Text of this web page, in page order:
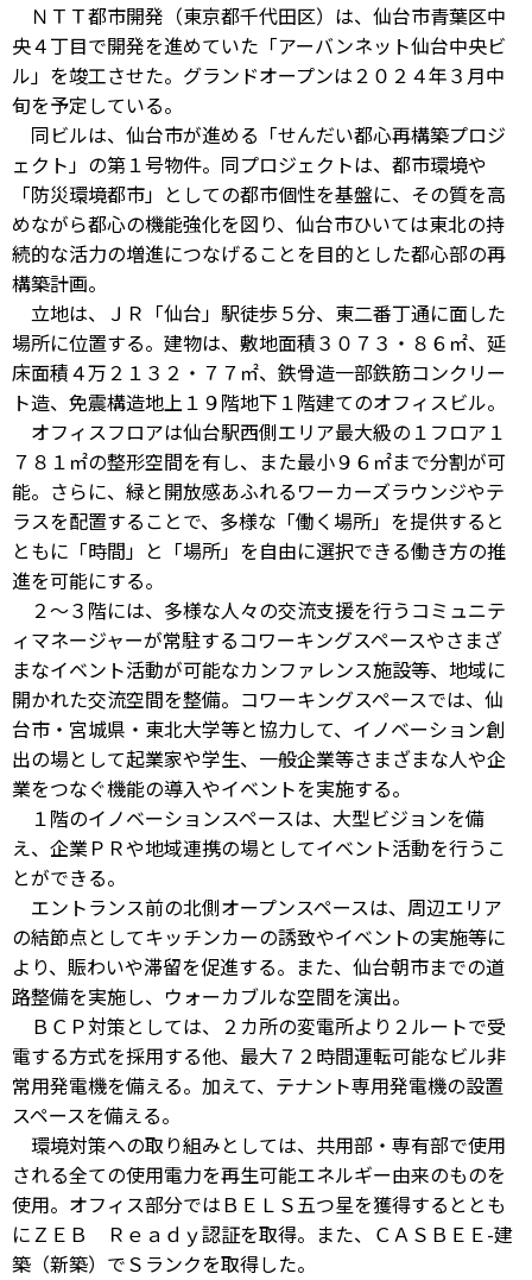
ＮＴＴ都市開発（東京都千代田区）は、仙台市青葉区中
央４丁目で開発を進めていた「アーバンネット仙台中央ビ
ル」を竣工させた。グランドオープンは２０２４年３月中
旬を予定している。
同ビルは、仙台市が進める「せんだい都心再構築プロジ
ェクト」の第１号物件。同プロジェクトは、都市環境や
「防災環境都市」としての都市個性を基盤に、その質を高
めながら都心の機能強化を図り、仙台市ひいては東北の持
続的な活力の増進につなげることを目的とした都心部の再
構築計画。
立地は、ＪＲ「仙台」駅徒歩５分、東二番丁通に面した
場所に位置する。建物は、敷地面積３０７３・８６㎡、延
床面積４万２１３２・７７㎡、鉄骨造一部鉄筋コンクリー
ト造、免震構造地上１９階地下１階建てのオフィスビル。
オフィスフロアは仙台駅西側エリア最大級の１フロア１
７８１㎡の整形空間を有し、また最小９６㎡まで分割が可
能。さらに、緑と開放感あふれるワーカーズラウンジやテ
ラスを配置することで、多様な「働く場所」を提供すると
ともに「時間」と「場所」を自由に選択できる働き方の推
進を可能にする。
２～３階には、多様な人々の交流支援を行うコミュニテ
ィマネージャーが常駐するコワーキングスペースやさまざ
まなイベント活動が可能なカンファレンス施設等、地域に
開かれた交流空間を整備。コワーキングスペースでは、仙
台市・宮城県・東北大学等と協力して、イノベーション創
出の場として起業家や学生、一般企業等さまざまな人や企
業をつなぐ機能の導入やイベントを実施する。
１階のイノベーションスペースは、大型ビジョンを備
え、企業ＰＲや地域連携の場としてイベント活動を行うこ
とができる。
エントランス前の北側オープンスペースは、周辺エリア
の結節点としてキッチンカーの誘致やイベントの実施等に
より、賑わいや滞留を促進する。また、仙台朝市までの道
路整備を実施し、ウォーカブルな空間を演出。
ＢＣＰ対策としては、２カ所の変電所より２ルートで受
電する方式を採用する他、最大７２時間運転可能なビル非
常用発電機を備える。加えて、テナント専用発電機の設置
スペースを備える。
環境対策への取り組みとしては、共用部・専有部で使用
される全ての使用電力を再生可能エネルギー由来のものを
使用。オフィス部分ではＢＥＬＳ五つ星を獲得するととも
にＺＥＢ Ｒｅａｄｙ認証を取得。また、ＣＡＳＢＥＥ-建
築（新築）でＳランクを取得した。